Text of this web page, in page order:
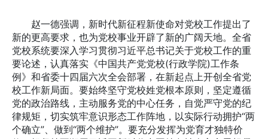
赵一德强调，新时代新征程新使命对党校工作提出了
新的更高要求，也为党校事业开辟了新的广阔天地。全省
党校系统要深入学习贯彻习近平总书记关于党校工作的重
要论述，认真落实《中国共产党党校(行政学院)工作条
例》和省委十四届六次全会部署，在新起点上开创全省党
校工作新局面。要始终坚守党校姓党根本原则，坚定遵循
党的政治路线，主动服务党的中心任务，自觉严守党的纪
律规矩，切实筑牢意识形态工作阵地，以实际行动拥护“两
个确立”、做到“两个维护”。要充分发挥为党育才独特价